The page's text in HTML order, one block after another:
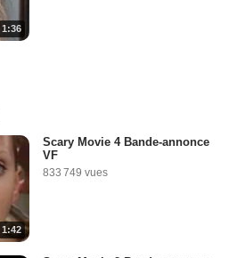
1:36
1:42
Scary Movie 4 Bande-annonce
VF
833 749 vues